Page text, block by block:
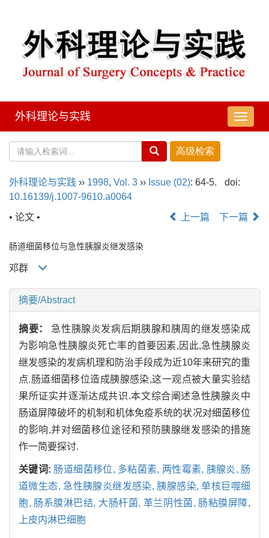
导
航
外科理论与实践
外科理论与实践 ›› 1998, Vol. 3 ›› Issue (02): 64-5.
doi:
10.16139/j.1007-9610.a0064
• 论文 •
上一篇 下一篇
肠道细菌移位与急性胰腺炎继发感染
邓群
摘要/Abstract
摘要： 急性胰腺炎发病后期胰腺和胰周的继发感染成
为影响急性胰腺炎死亡率的首要因素,因此,急性胰腺炎
继发感染的发病机理和防治手段成为近10年来研究的重
点.肠道细菌移位造成胰腺感染,这一观点被大量实验结
果所证实并逐渐达成共识.本文综合阐述急性胰腺炎中
肠道屏障破坏的机制和机体免疫系统的状况对细菌移位
的影响,并对细菌移位途径和预防胰腺继发感染的措施
作一简要探讨.
关键词: 肠道细菌移位, 多粘菌素, 两性霉素, 胰腺炎, 肠
道微生态, 急性胰腺炎继发感染, 胰腺感染,单核巨噬细
胞, 肠系膜淋巴结, 大肠杆菌, 革兰阴性菌, 肠粘膜屏障,
上皮内淋巴细胞